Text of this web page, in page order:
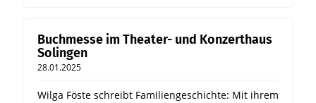
Buchmesse im Theater- und Konzerthaus
Solingen
28.01.2025
Wilga Föste schreibt Familiengeschichte: Mit ihrem